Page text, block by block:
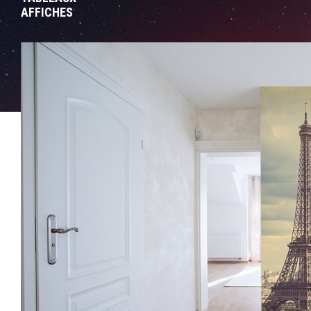
AFFICHES